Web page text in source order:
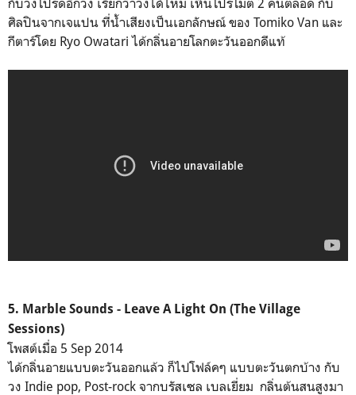
ศิลปินจากเจแปน ที่น้ำเสียงเป็นเอกลักษณ์ ของ Tomiko Van และ
กีตาร์โดย Ryo Owatari ได้กลิ่นอายโลกตะวันออกดีแท้
5. Marble Sounds - Leave A Light On (The Village
Sessions)
โพสต์เมื่อ 5 Sep 2014
ได้กลิ่นอายแบบตะวันออกแล้ว ก็ไปโฟล์คๆ แบบตะวันตกบ้าง กับ
วง Indie pop, Post-rock จากบรัสเซล เบลเยี่ยม กลิ่นต้นสนสูงมา